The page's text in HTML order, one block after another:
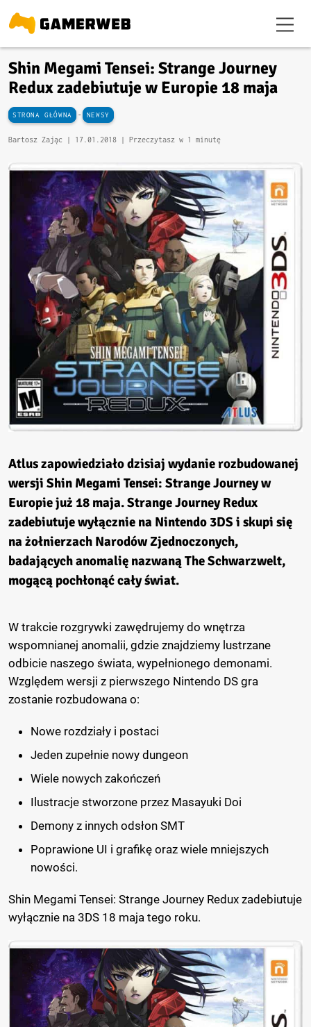
Shin Megami Tensei: Strange Journey
Redux zadebiutuje w Europie 18 maja
STRONA GŁÓWNA - NEWSY
Bartosz Zając | 17.01.2018 | Przeczytasz w 1 minutę
Atlus zapowiedziało dzisiaj wydanie rozbudowanej
wersji Shin Megami Tensei: Strange Journey w
Europie już 18 maja. Strange Journey Redux
zadebiutuje wyłącznie na Nintendo 3DS i skupi się
na żołnierzach Narodów Zjednoczonych,
badających anomalię nazwaną The Schwarzwelt,
mogącą pochłonąć cały świat.
W trakcie rozgrywki zawędrujemy do wnętrza
wspomnianej anomalii, gdzie znajdziemy lustrzane
odbicie naszego świata, wypełnionego demonami.
Względem wersji z pierwszego Nintendo DS gra
zostanie rozbudowana o:
Nowe rozdziały i postaci
Jeden zupełnie nowy dungeon
Wiele nowych zakończeń
Ilustracje stworzone przez Masayuki Doi
Demony z innych odsłon SMT
Poprawione UI i grafikę oraz wiele mniejszych
nowości.
Shin Megami Tensei: Strange Journey Redux zadebiutuje
wyłącznie na 3DS 18 maja tego roku.